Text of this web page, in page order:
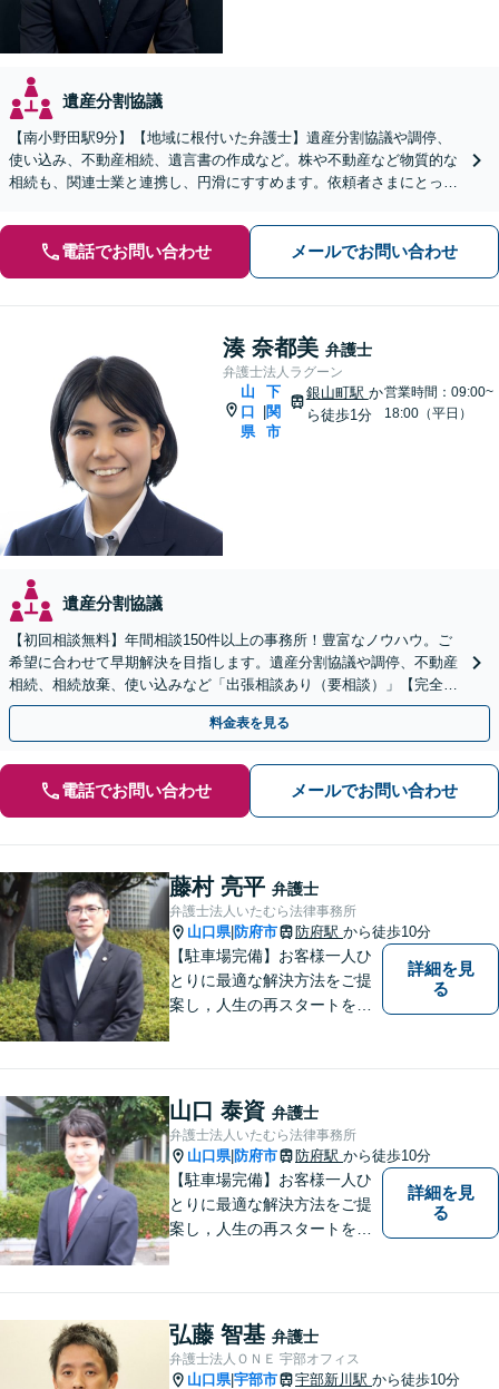
遺産分割協議
【南小野田駅9分】【地域に根付いた弁護士】遺産分割協議や調停、
使い込み、不動産相続、遺言書の作成など。株や不動産など物質的な
相続も、関連士業と連携し、円滑にすすめます。依頼者さまにとって
電話でお問い合わせ メールでお問い合わせ
湊 奈都美 弁護士
弁護士法人ラグーン
山
口
県
下
関
市
銀山町駅 か
ら徒歩1分
営業時間：09:00~
18:00（平日）
遺産分割協議
【初回相談無料】年間相談150件以上の事務所！豊富なノウハウ。ご
希望に合わせて早期解決を目指します。遺産分割協議や調停、不動産
相続、相続放棄、使い込みなど「出張相談あり（要相談）」【完全個
室】【休日・夜間相談可】
料金表を見る
電話でお問い合わせ メールでお問い合わせ
藤村 亮平 弁護士
弁護士法人いたむら法律事務所
山口県| 防府市 防府駅 から徒歩10分
【駐車場完備】お客様一人ひ
とりに最適な解決方法をご提
案し，人生の再スタートをお
無料】お気軽にご相談くださ
い。
詳細を見
る
山口 泰資 弁護士
弁護士法人いたむら法律事務所
山口県| 防府市 防府駅 から徒歩10分
【駐車場完備】お客様一人ひ
とりに最適な解決方法をご提
案し，人生の再スタートをお
無料】お気軽にご相談くださ
い。
詳細を見
る
弘藤 智基 弁護士
弁護士法人ＯＮＥ 宇部オフィス
山口県|宇部市 宇部新川駅 から徒歩10分